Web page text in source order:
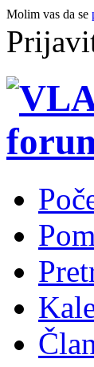
Molim vas da se